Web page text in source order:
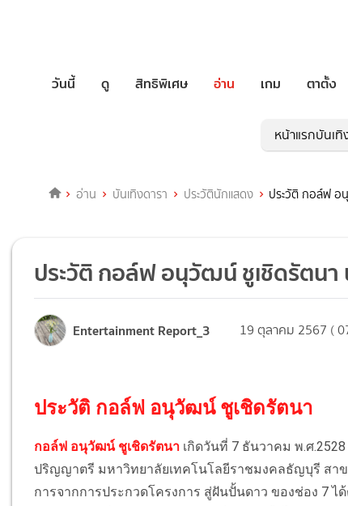
วันนี้ ดู สิทธิพิเศษ อ่าน เกม ตาตั้ง
หน้าแรกบันเทิ
อ่าน บันเทิงดารา ประวัตินักแสดง ประวัติ กอล์ฟ อ
ประวัติ กอล์ฟ อนุวัฒน์ ชูเชิดรัตนา
Entertainment Report_3 19 ตุลาคม 2567 (
ประวัติ กอล์ฟ อนุวัฒน์ ชูเชิดรัตนา
กอล์ฟ อนุวัฒน์ ชูเชิดรัตนา เกิดวันที่ 7 ธันวาคม พ.ศ
ปริญญาตรี มหาวิทยาลัยเทคโนโลยีราชมงคลธัญบุรี สาข
การจากการประกวดโครงการ สู่ฝันปั้นดาว ของช่อง 7